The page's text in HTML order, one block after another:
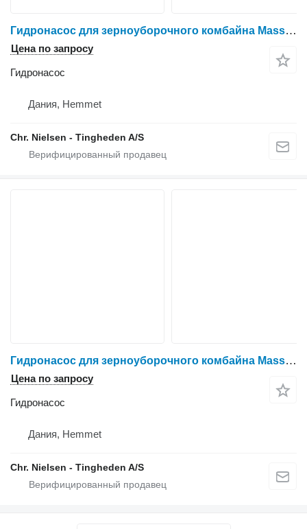
Гидронасос для зерноуборочного комбайна Massey Ferguson 40
Цена по запросу
Гидронасос
Дания, Hemmet
Chr. Nielsen - Tingheden A/S
Гидронасос для зерноуборочного комбайна Massey Ferguson 31
Цена по запросу
Гидронасос
Дания, Hemmet
Chr. Nielsen - Tingheden A/S